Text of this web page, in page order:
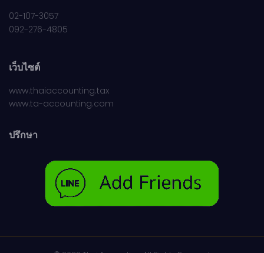
02-107-3057
092-276-4805
เว็บไซต์
www.thaiaccounting.tax
www.ta-accounting.com
ปรึกษา